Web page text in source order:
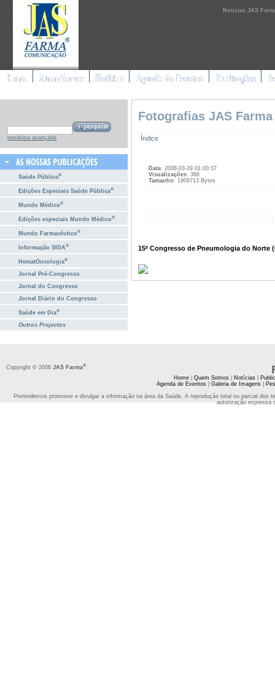
Notícias JAS
pesquisa avançada
Saúde Pública®
Edições Especiais Saúde Pública®
Mundo Médico®
Edições especiais Mundo Médico®
Mundo Farmacêutico®
Informação SIDA®
HematOncologia®
Jornal Pré-Congresso
Jornal do Congresso
Jornal Diário do Congresso
Saúde em Dia®
Outros Projectos
Fotografias JAS
Índice
Data: 2008-03-29 01:00:37
Visualizações: 366
Tamanho: 1909713 Bytes
15º Congresso de Pneumologia do Norte
Copyright © 2006 JAS Farma®
Home| Quem Somos| Notícias|
Agenda de Eventos| Galeria de Imagens|
Pretendemos promover e divulgar a informação na área da Saúde. A reprodução total ou parcial
autorização expressa